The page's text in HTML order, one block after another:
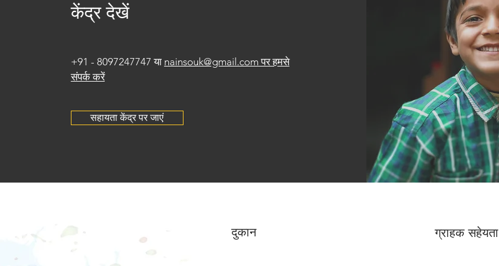
केंद्र देखें
+91 - 8097247747 या nainsouk@gmail.com पर हमसे
संपर्क करें
सहायता केंद्र पर जाएं
दुकान ग्राहक सहेयता